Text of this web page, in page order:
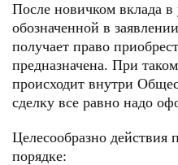
После новичком вклада
обозначенной в
получает право
предназначена. При
происходит внутри
сделку все равно надо
Целесообразно
порядке: